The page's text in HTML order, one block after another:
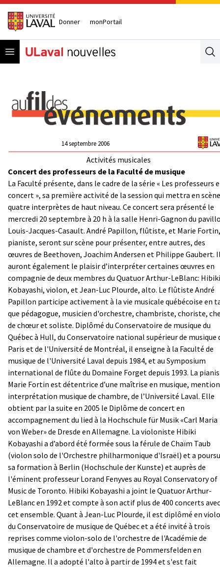
Donner monPortail
Open menu
14 septembre 2006
Activités musicales
Concert des professeurs de la Faculté de musique
La Faculté présente, dans le cadre de la série « Les professeurs
concert », sa première activité de la session qui mettra en scène
quatre interprètes de haut niveau. Ce concert sera présenté le
mercredi 20 septembre à 20 h à la salle Henri-Gagnon du
Louis-Jacques-Casault. André Papillon, flûtiste, et Marie Fortin,
pianiste, seront sur scène pour présenter, entre autres, des
œuvres de Beethoven, Joachim Andersen et Philippe Gaubert.
auront également le plaisir d’interpréter certaines œuvres en
compagnie de deux membres du Quatuor Arthur-LeBlanc: Hibiki
Kobayashi, violon, et Jean-Luc Plourde, alto. Le flûtiste André
Papillon participe activement à la vie musicale québécoise en
que pédagogue, musicien d'orchestre, chambriste, choriste,
de chœur et soliste. Diplômé du Conservatoire de musique du
Québec à Hull, du Conservatoire national supérieur de musique
Paris et de l'Université de Montréal, il enseigne à la Faculté de
musique de l'Université Laval depuis 1984, et au Symposium
international de flûte du Domaine Forget depuis 1993. La
Marie Fortin est détentrice d’une maîtrise en musique, mention
interprétation musique de chambre, de l’Université Laval. Elle
obtient par la suite en 2005 le Diplôme de concert en
accompagnement du lied à la Hochschule für Musik «Carl Maria
von Weber» de Dresde en Allemagne. La violoniste Hibiki
Kobayashi a d’abord été formée sous la férule de Chaïm Taub
(violon solo de l'Orchestre philharmonique d'Israël) et a
sa formation à Berlin (Hochschule der Kunste) et auprès de
l'éminent professeur Lorand Fenyves au Royal Conservatory of
Music de Toronto. Hibiki Kobayashi a joint le Quatuor Arthur-
LeBlanc en 1992 et compte à son actif plus de 400 concerts avec
cet ensemble. Quant à Jean-Luc Plourde, il est diplômé en
du Conservatoire de musique de Québec et a été invité à trois
reprises comme violon-solo de l'orchestre de l'Académie de
musique de chambre et d'orchestre de Pommersfelden en
Allemagne. Il a adopté l'alto à partir de 1994 et s'est fait